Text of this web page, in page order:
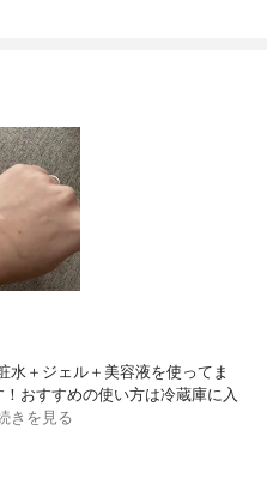
水＋ジェル＋美容液を使ってま
おすすめの使い方は冷蔵庫に入
きを見る